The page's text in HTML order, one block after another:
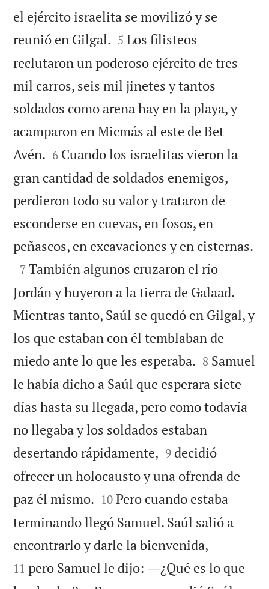
el ejército israelita se movilizó y se
reunió en Gilgal. 

5 Los filisteos
reclutaron un poderoso ejército de tres
mil carros, seis mil jinetes y tantos
soldados como arena hay en la playa, y
acamparon en Micmás al este de Bet
Avén. 

6 Cuando los israelitas vieron la
gran cantidad de soldados enemigos,
perdieron todo su valor y trataron de
esconderse en cuevas, en fosos, en
peñascos, en excavaciones y en cisternas.

7 También algunos cruzaron el río
Jordán y huyeron a la tierra de Galaad.
Mientras tanto, Saúl se quedó en Gilgal, y
los que estaban con él temblaban de
miedo ante lo que les esperaba. 

8 Samuel
le había dicho a Saúl que esperara siete
días hasta su llegada, pero como todavía
no llegaba y los soldados estaban
desertando rápidamente, 

9 decidió
ofrecer un holocausto y una ofrenda de
paz él mismo. 

10 Pero cuando estaba
terminando llegó Samuel. Saúl salió a
encontrarlo y darle la bienvenida,
11 pero Samuel le dijo: ―¿Qué es lo que